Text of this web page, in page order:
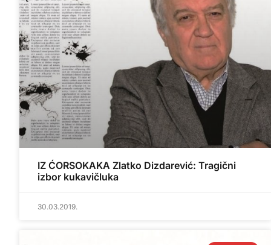
IZ ĆORSOKAKA Zlatko Dizdarević: Tragični
izbor kukavičluka
30.03.2019.